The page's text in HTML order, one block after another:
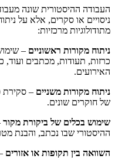
העבודה ההיסטורית שונה
ניסויים או סקרים, אלא על
מתודולוגיות מרכזיות:
ניתוח מקורות ראשוניים –
כרזות, תעודות, מכתבים ועוד,
האירועים.
ניתוח מקורות משניים – סקירת
של חוקרים שונים.
שימוש בכלים של ביקורת מקור
ההיסטורי שבו נכתב, והבנת
השוואה בין תקופות או אזורים